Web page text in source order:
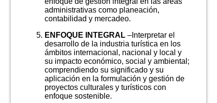
administrativas como planeación,
contabilidad y mercadeo.
ENFOQUE INTEGRAL–Interpretar el
desarrollo de la industria turística en los
ámbitos internacional, nacional y local y
su impacto económico, social y ambiental;
comprendiendo su significado y su
aplicación en la formulación y gestión de
proyectos culturales y turísticos con
enfoque sostenible.